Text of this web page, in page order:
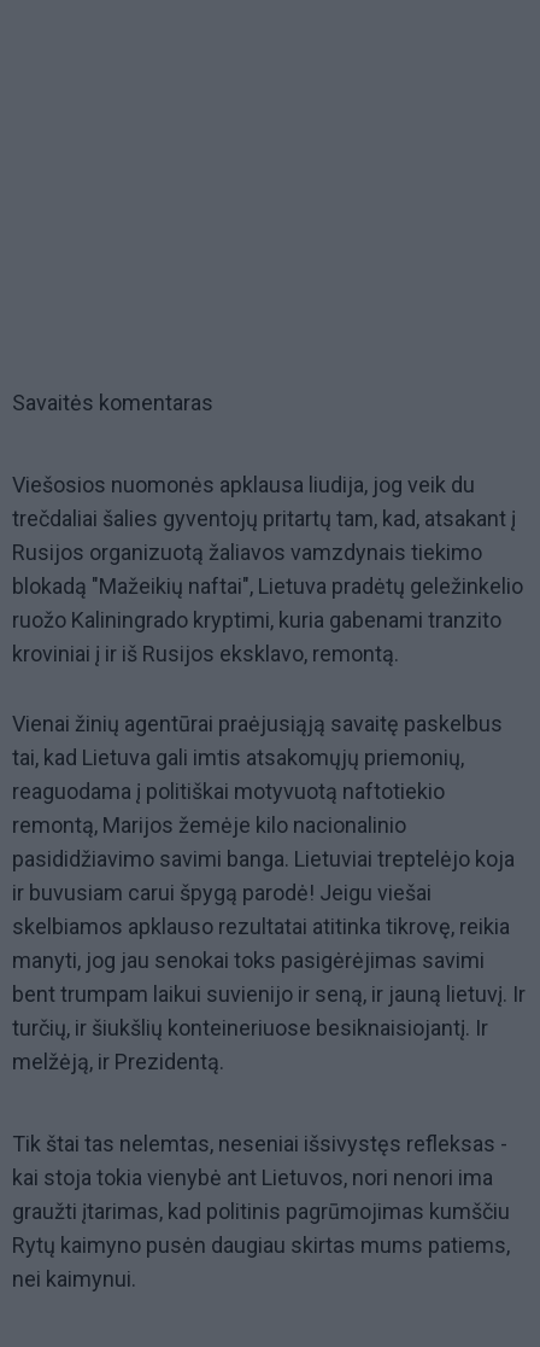
Savaitės komentaras
Viešosios nuomonės apklausa liudija, jog veik du
trečdaliai šalies gyventojų pritartų tam, kad, atsakant į
Rusijos organizuotą žaliavos vamzdynais tiekimo
blokadą "Mažeikių naftai", Lietuva pradėtų geležinkelio
ruožo Kaliningrado kryptimi, kuria gabenami tranzito
kroviniai į ir iš Rusijos eksklavo, remontą.
Vienai žinių agentūrai praėjusiąją savaitę paskelbus
tai, kad Lietuva gali imtis atsakomųjų priemonių,
reaguodama į politiškai motyvuotą naftotiekio
remontą, Marijos žemėje kilo nacionalinio
pasididžiavimo savimi banga. Lietuviai treptelėjo koja
ir buvusiam carui špygą parodė! Jeigu viešai
skelbiamos apklauso rezultatai atitinka tikrovę, reikia
manyti, jog jau senokai toks pasigėrėjimas savimi
bent trumpam laikui suvienijo ir seną, ir jauną lietuvį. Ir
turčių, ir šiukšlių konteineriuose besiknaisiojantį. Ir
melžėją, ir Prezidentą.
Tik štai tas nelemtas, neseniai išsivystęs refleksas -
kai stoja tokia vienybė ant Lietuvos, nori nenori ima
graužti įtarimas, kad politinis pagrūmojimas kumščiu
Rytų kaimyno pusėn daugiau skirtas mums patiems,
nei kaimynui.